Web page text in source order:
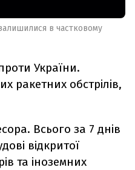
в частковому
України.
ракетних обстрілів,
Всього за 7 днів
відкритої
та іноземних